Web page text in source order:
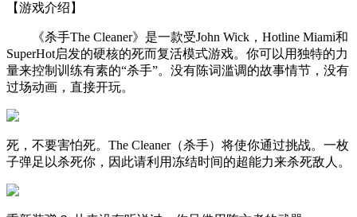
【游戏介绍】
《杀手The Cleaner》是一款受John Wick，Hotline Miami和
SuperHot启发的硬核的死而复活模式游戏。你可以用独特的力
量来控制训练有素的“杀手”。没有陈词滥调的故事情节，没有
过场动画，直接开玩。
死，不要害怕死。The Cleaner（杀手）将使你通过挑战。一枚
子弹足以杀死你，因此请利用冻结时间的超能力来杀死敌人。